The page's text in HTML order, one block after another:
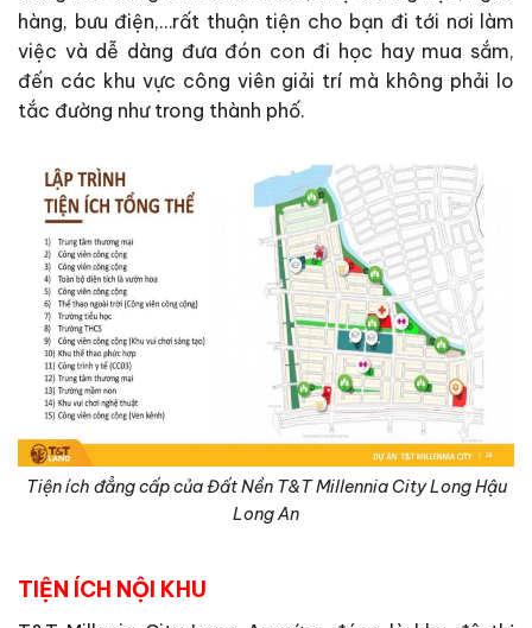
hàng, bưu điện,…rất thuận tiện cho bạn đi tới nơi làm
việc và dễ dàng đưa đón con đi học hay mua sắm,
đến các khu vực công viên giải trí mà không phải lo
tắc đường như trong thành phố.
Tiện ích đẳng cấp của Đất Nền T&T Millennia City Long Hậu
Long An
TIỆN ÍCH NỘI KHU